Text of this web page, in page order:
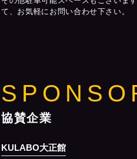
て、お気軽にお問い合わせ下さい。
協賛企業
KULABO大正館